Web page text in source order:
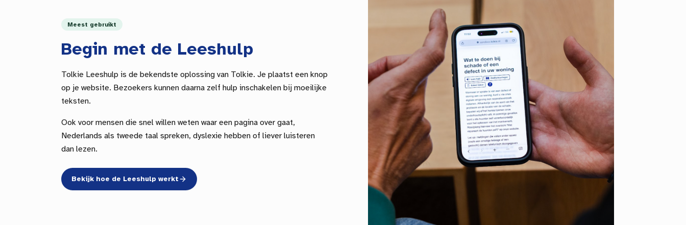
Meest gebruikt
Begin met de Leeshulp
Tolkie Leeshulp is de bekendste oplossing van Tolkie. Je plaatst een knop
op je website. Bezoekers kunnen daarna zelf hulp inschakelen bij moeilijke
teksten.
Ook voor mensen die snel willen weten waar een pagina over gaat,
Nederlands als tweede taal spreken, dyslexie hebben of liever luisteren
dan lezen.
Bekijk hoe de Leeshulp werkt